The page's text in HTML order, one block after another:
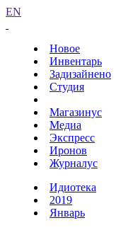
EN
Новое
Инвентарь
Задизайнено
Студия
Магазинус
Медиа
Экспресс
Иронов
Журналус
Идиотека
2019
Январь